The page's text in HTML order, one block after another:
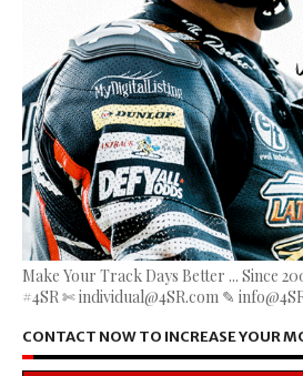
Make Your Track Days Better ... Since
#4SR ✄ individual@4SR.com ✎
CONTACT NOW TO INCREASE YOUR